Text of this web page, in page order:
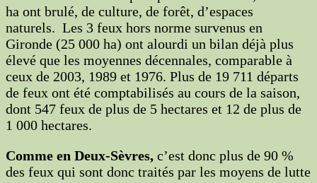
ha ont brulé, de culture, de forêt, d’espaces
naturels. Les 3 feux hors norme survenus en
Gironde (25 000 ha) ont alourdi un bilan déjà plus
élevé que les moyennes décennales, comparable à
ceux de 2003, 1989 et 1976. Plus de 19 711 départs
de feux ont été comptabilisés au cours de la saison,
dont 547 feux de plus de 5 hectares et 12 de plus de
1 000 hectares.
Comme en Deux-Sèvres, c’est donc plus de 90 %
des feux qui sont donc traités par les moyens de lutte